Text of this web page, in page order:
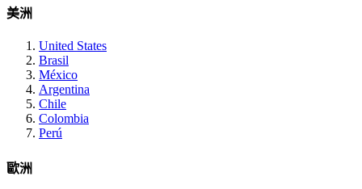
美洲
United States
Brasil
México
Argentina
Chile
Colombia
Perú
歐洲